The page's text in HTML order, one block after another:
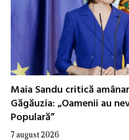
Maia Sandu critică
Găgăuzia: „Oamenii au
Populară”
7 august 2026